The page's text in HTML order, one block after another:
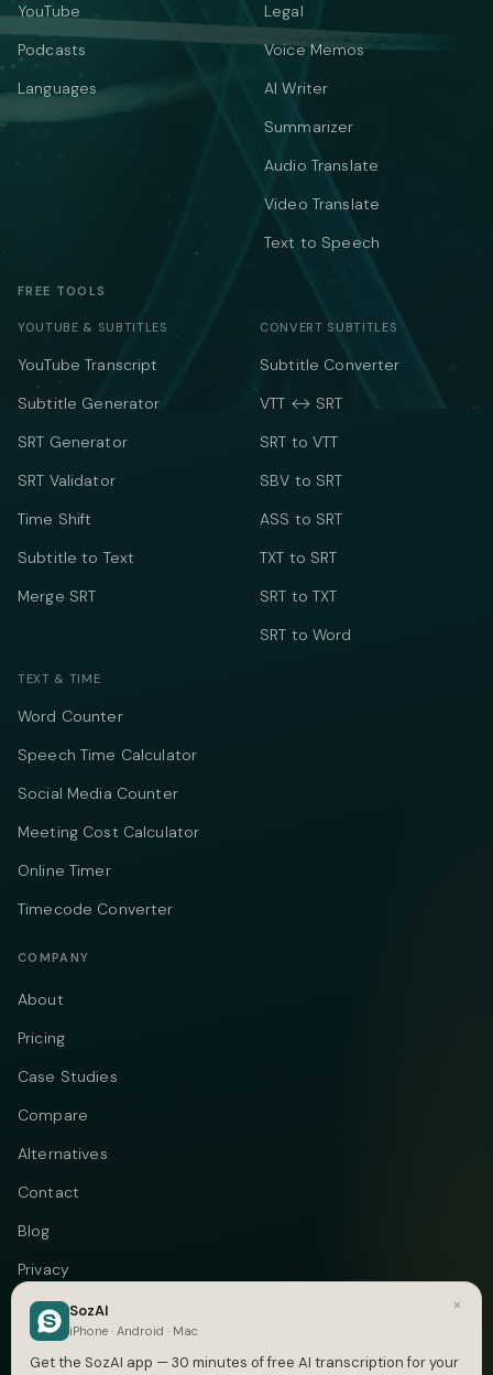
YouTube
Podcasts
Languages
Legal
Voice Memos
AI Writer
Summarizer
Audio Translate
Video Translate
Text to Speech
FREE TOOLS
YOUTUBE & SUBTITLES
YouTube Transcript
Subtitle Generator
SRT Generator
SRT Validator
Time Shift
Subtitle to Text
Merge SRT
CONVERT SUBTITLES
Subtitle Converter
VTT ↔ SRT
SRT to VTT
SBV to SRT
ASS to SRT
TXT to SRT
SRT to TXT
SRT to Word
TEXT & TIME
Word Counter
Speech Time Calculator
Social Media Counter
Meeting Cost Calculator
Online Timer
Timecode Converter
COMPANY
About
Pricing
Case Studies
Compare
Alternatives
Contact
Blog
Privacy
Terms
DMCA
×
SozAI
iPhone · Android · Mac
Get the SozAI app — 30 minutes of free AI transcription for your